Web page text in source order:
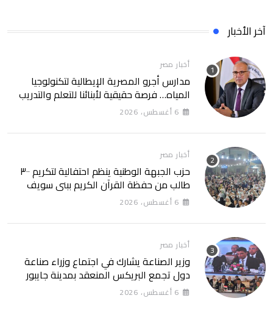
آخر الأخبار
أخبار مصر
مدارس أجرو المصرية الإيطالية لتكنولوجيا
المياه… فرصة حقيقية لأبنائنا للتعلم والتدريب
في واحد من أهم القطاعات الحيوية في مصر
6 أغسطس، 2026
أخبار مصر
حزب الجبهة الوطنية ينظم احتفالية لتكريم ٣٠٠
طالب من حفظة القرآن الكريم ببني سويف
6 أغسطس، 2026
أخبار مصر
وزير الصناعة يشارك في اجتماع وزراء صناعة
دول تجمع البريكس المنعقد بمدينة جايبور
الهندية ويدعو إلى تحويل التعاون الصناعي إلى
مشروعات إنتاجية مشتركة
6 أغسطس، 2026